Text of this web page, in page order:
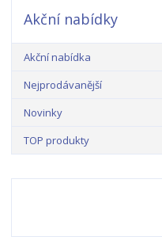
Akční nabídky
Akční nabídka
Nejprodávanější
Novinky
TOP produkty